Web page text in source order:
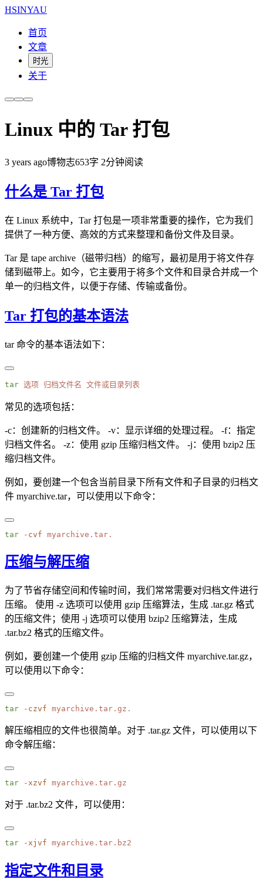
HSINYAU
首页
文章
时光
关于
Linux 中的 Tar 打包
3 years ago博物志653字 2分钟阅读
什么是 Tar 打包
在 Linux 系统中，Tar 打包是一项非常重要的操作，它为我们
提供了一种方便、高效的方式来整理和备份文件及目录。
Tar 是 tape archive（磁带归档）的缩写，最初是用于将文件存
储到磁带上。如今，它主要用于将多个文件和目录合并成一个
单一的归档文件，以便于存储、传输或备份。
Tar 打包的基本语法
tar 命令的基本语法如下：
tar 选项 归档文件名
常见的选项包括：
-c：创建新的归档文件。 -v：显示详细的处理过程。 -f：指定
归档文件名。 -z：使用 gzip 压缩归档文件。 -j：使用 bzip2 压
缩归档文件。
例如，要创建一个包含当前目录下所有文件和子目录的归档文
件 myarchive.tar，可以使用以下命令：
tar -cvf
压缩与解压缩
为了节省存储空间和传输时间，我们常常需要对归档文件进行
压缩。 使用 -z 选项可以使用 gzip 压缩算法，生成 .tar.gz 格式
的压缩文件；使用 -j 选项可以使用 bzip2 压缩算法，生成
.tar.bz2 格式的压缩文件。
例如，要创建一个使用 gzip 压缩的归档文件 myarchive.tar.gz，
可以使用以下命令：
tar -czvf
解压缩相应的文件也很简单。对于 .tar.gz 文件，可以使用以下
命令解压缩：
tar -xzvf
对于 .tar.bz2 文件，可以使用：
tar -xjvf
指定文件和目录